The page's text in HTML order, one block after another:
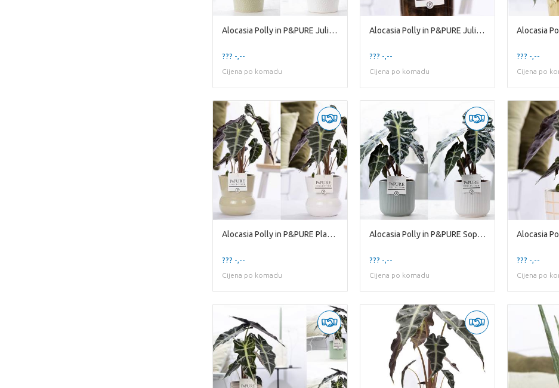
Alocasia Polly in P&PURE Juliette ceramics ass.2
??? -,--
Cijena po komadu
Alocasia Polly in P&PURE Juliette ceramics goldbro
??? -,--
Cijena po komadu
??? -,--
Cijena po
Alocasia Polly in P&PURE Plants Vase Maxima Ass. 2
??? -,--
Cijena po komadu
Alocasia Polly in P&PURE Sophie ceramics ass. 2
??? -,--
Cijena po komadu
??? -,--
Cijena po